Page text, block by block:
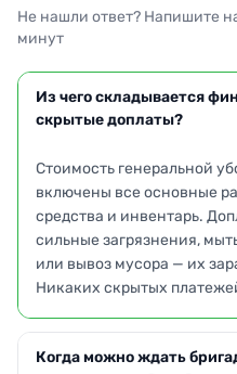
Не нашли ответ? Напишите
минут
Из чего складывается
скрытые доплаты?
Стоимость генеральной
включены все основные
средства и инвентарь.
сильные загрязнения,
или вывоз мусора — их
Никаких скрытых
Когда можно ждать